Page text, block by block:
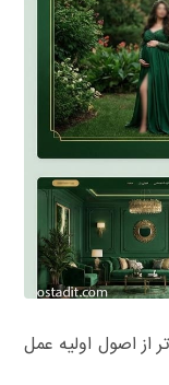
از اصول اولیه عمل